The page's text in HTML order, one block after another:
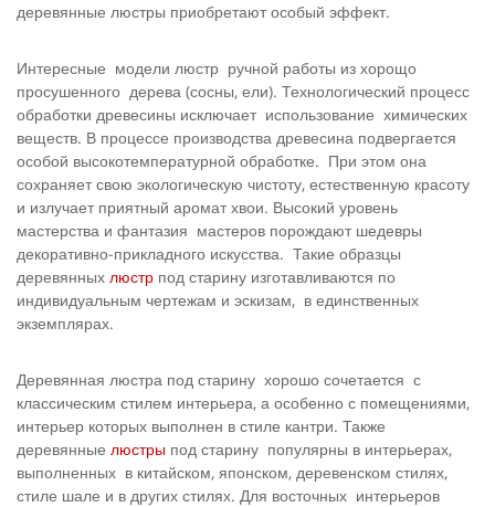
деревянные люстры приобретают особый эффект.
Интересные модели люстр ручной работы из хорощо
просушенного дерева (сосны, ели). Технологический процесс
обработки древесины исключает использование химических
веществ. В процессе производства древесина подвергается
особой высокотемпературной обработке. При этом она
сохраняет свою экологическую чистоту, естественную красоту
и излучает приятный аромат хвои. Высокий уровень
мастерства и фантазия мастеров порождают шедевры
декоративно-прикладного искусства. Такие образцы
деревянных люстр под старину изготавливаются по
индивидуальным чертежам и эскизам, в единственных
экземплярах.
Деревянная люстра под старину хорошо сочетается с
классическим стилем интерьера, а особенно с помещениями,
интерьер которых выполнен в стиле кантри. Также
деревянные люстры под старину популярны в интерьерах,
выполненных в китайском, японском, деревенском стилях,
стиле шале и в других стилях. Для восточных интерьеров